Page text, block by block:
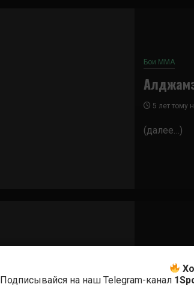
Бои ММА
5 лет тому
(далее…)
Коди
Подписывайся на наш Telegram-канал